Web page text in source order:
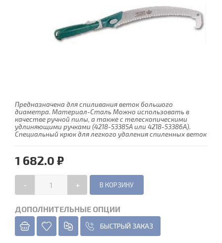
Предназначена для спиливания веток большого
диаметра. Материал-Сталь Можно использовать в
качестве ручной пилы, а также с телескопическими
удлиняющими ручками (4218-53385A или 4218-53386A).
Специальный крюк для легкого удаления спиленных веток
1 682.0 ₽
- +
ДОПОЛНИТЕЛЬНЫЕ ОПЦИИ
БЫСТРЫЙ ЗАКАЗ